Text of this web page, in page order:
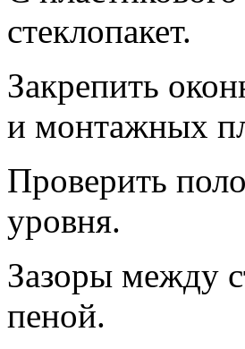
стеклопакет.
Закрепить
и монтажных
Проверить
уровня.
Зазоры между
пеной.